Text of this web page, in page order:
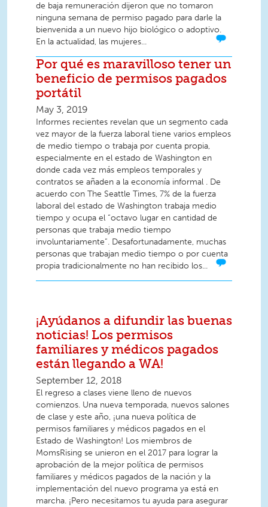
de baja remuneración dijeron que no tomaron
ninguna semana de permiso pagado para darle la
bienvenida a un nuevo hijo biológico o adoptivo.
En la actualidad, las mujeres...
Por qué es maravilloso tener un
beneficio de permisos pagados
portátil
May 3, 2019
Informes recientes revelan que un segmento cada
vez mayor de la fuerza laboral tiene varios empleos
de medio tiempo o trabaja por cuenta propia,
especialmente en el estado de Washington en
donde cada vez más empleos temporales y
contratos se añaden a la economía informal . De
acuerdo con The Seattle Times, 7% de la fuerza
laboral del estado de Washington trabaja medio
tiempo y ocupa el “octavo lugar en cantidad de
personas que trabaja medio tiempo
involuntariamente”. Desafortunadamente, muchas
personas que trabajan medio tiempo o por cuenta
propia tradicionalmente no han recibido los...
¡Ayúdanos a difundir las buenas
noticias! Los permisos
familiares y médicos pagados
están llegando a WA!
September 12, 2018
El regreso a clases viene lleno de nuevos
comienzos. Una nueva temporada, nuevos salones
de clase y este año, ¡una nueva política de
permisos familiares y médicos pagados en el
Estado de Washington! Los miembros de
MomsRising se unieron en el 2017 para lograr la
aprobación de la mejor política de permisos
familiares y médicos pagados de la nación y la
implementación del nuevo programa ya está en
marcha. ¡Pero necesitamos tu ayuda para asegurar